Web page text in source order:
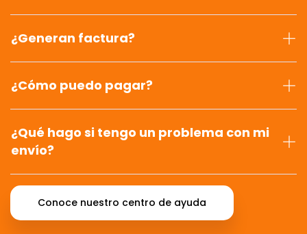
¿Generan factura?
¿Cómo puedo pagar?
¿Qué hago si tengo un problema con mi
envío?
Conoce nuestro centro de ayuda